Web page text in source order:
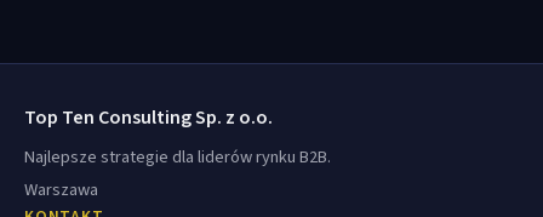
Top Ten Consulting Sp. z o.o.
Najlepsze strategie dla liderów rynku B2B.
Warszawa